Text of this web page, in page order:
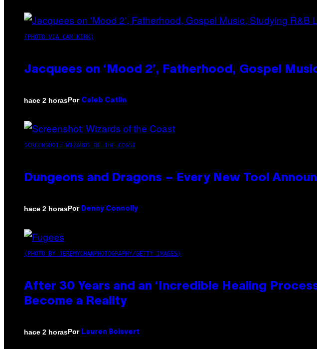
(PHOTO VIA CAM KIRK)
Jacquees on ‘Mood 2’, Fatherhood, Gospel
hace 2 horasPor Caleb Catlin
SCREENSHOT: WIZARDS OF THE COAST
Dungeons and Dragons – Every New Tool
hace 2 horasPor Denny Connolly
(PHOTO BY JEREMYCHANPHOTOGRAPHY/GETTY IMAGES)
After 30 Years and an ‘Incredible Healing
Become a Reality
hace 2 horasPor Lauren Boisvert